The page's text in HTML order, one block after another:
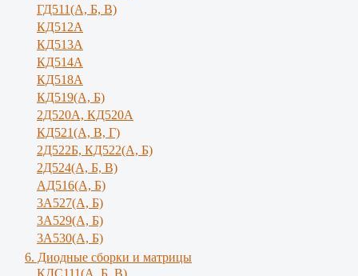
ГД511(А, Б, В)
КД512А
КД513А
КД514А
КД518А
КД519(А, Б)
2Д520А, КД520А
КД521(А, В, Г)
2Д522Б, КД522(А, Б)
2Д524(А, Б, В)
АД516(А, Б)
3А527(А, Б)
3А529(А, Б)
3A530(A, Б)
6. Диодные сборки и матрицы